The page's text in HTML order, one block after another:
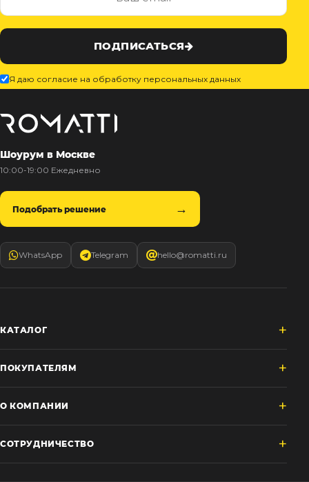
ПОДПИСАТЬСЯ
Я даю согласие на обработку персональных данных
Шоурум в Москве
10:00-19:00 Ежедневно
Подобрать решение
WhatsApp Telegram hello@romatti.ru
КАТАЛОГ
ПОКУПАТЕЛЯМ
О КОМПАНИИ
СОТРУДНИЧЕСТВО